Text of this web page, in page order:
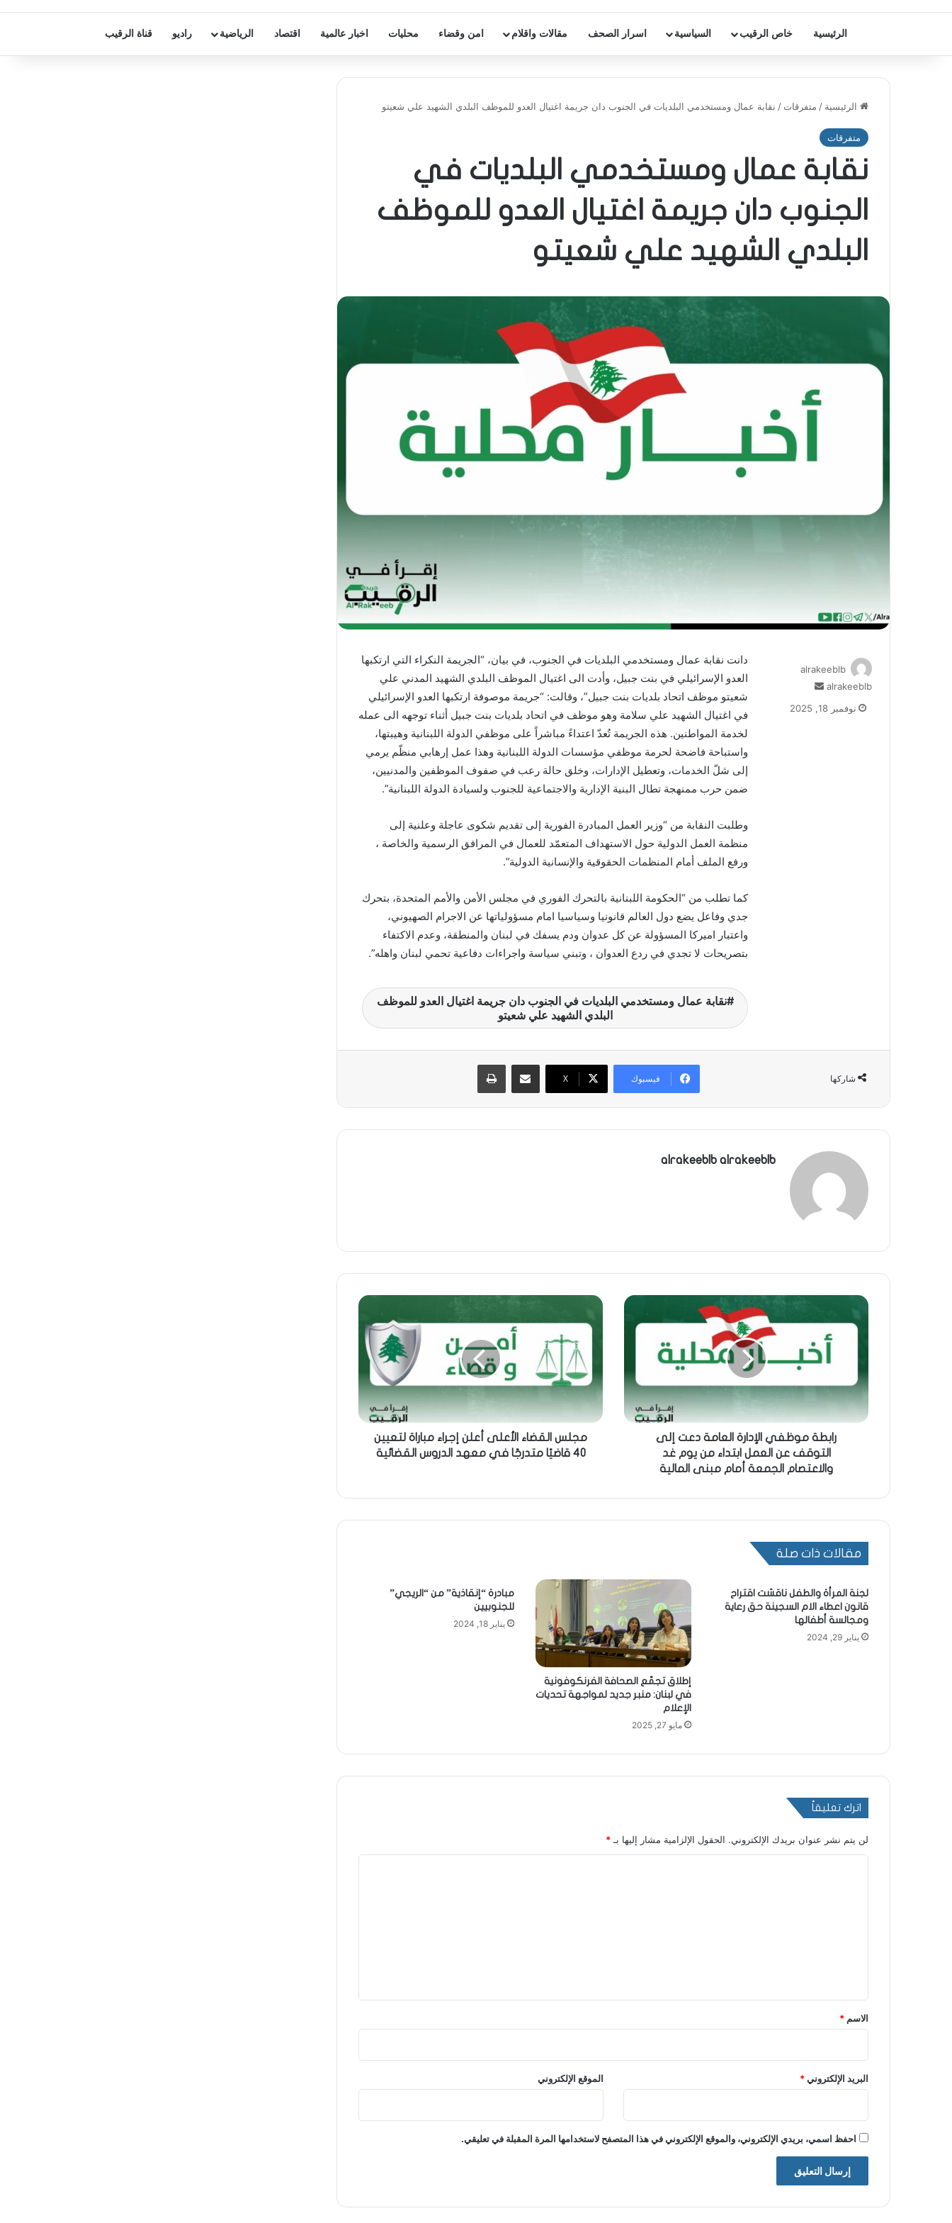
الرئيسية خاص الرقيب السياسية اسرار الصحف مقالات واقلام امن وقضاء محليات اخبار عالمية اقتصاد الرياضية راديو قناة الرقيب
الرئيسية / متفرقات / نقابة عمال ومستخدمي البلديات في الجنوب دان جريمة اغتيال العدو للموظف البلدي الشهيد علي شعيتو
متفرقات
نقابة عمال ومستخدمي البلديات في
الجنوب دان جريمة اغتيال العدو للموظف
البلدي الشهيد علي شعيتو
دانت نقابة عمال ومستخدمي البلديات في الجنوب، في بيان، “الجريمة النكراء التي ارتكبها
العدو الإسرائيلي في بنت جبيل، وأدت الى اغتيال الموظف البلدي الشهيد المدني علي
شعيتو موظف اتحاد بلديات بنت جبيل”، وقالت: “جريمة موصوفة ارتكبها العدو الإسرائيلي
في اغتيال الشهيد علي سلامة وهو موظف في اتحاد بلديات بنت جبيل أثناء توجهه الى عمله
لخدمة المواطنين. هذه الجريمة تُعدّ اعتداءً مباشراً على موظفي الدولة اللبنانية وهيبتها،
واستباحة فاضحة لحرمة موظفي مؤسسات الدولة اللبنانية وهذا عمل إرهابي منظّم يرمي
إلى شلّ الخدمات، وتعطيل الإدارات، وخلق حالة رعب في صفوف الموظفين والمدنيين،
ضمن حرب ممنهجة تطال البنية الإدارية والاجتماعية للجنوب ولسيادة الدولة اللبنانية”.
وطلبت النقابة من “وزير العمل المبادرة الفورية إلى تقديم شكوى عاجلة وعلنية إلى ​
منظمة العمل الدولية​ حول الاستهداف المتعمّد للعمال في المرافق الرسمية والخاصة ،
ورفع الملف أمام المنظمات الحقوقية والإنسانية الدولية”.
كما تطلب من “الحكومة اللبنانية بالتحرك الفوري في مجلس الأمن والأمم المتحدة، بتحرك
جدي وفاعل يضع دول العالم قانونيا وسياسيا امام مسؤولياتها عن الاجرام الصهيوني،
واعتبار اميركا المسؤولة عن كل عدوان ودم يسفك في لبنان والمنطقة، وعدم الاكتفاء
بتصريحات لا تجدي في ردع العدوان ، وتبني سياسة واجراءات دفاعية تحمي لبنان واهله”.
نقابة عمال ومستخدمي البلديات في الجنوب دان جريمة اغتيال العدو للموظف
البلدي الشهيد علي شعيتو
alrakeeblb
alrakeeblb
نوفمبر 18, 2025
شاركها فيسبوك X
alrakeeblb alrakeeblb
رابطة موظفي الإدارة العامة دعت إلى
التوقف عن العمل ابتداء من يوم غد
والاعتصام الجمعة أمام مبنى المالية
مجلس القضاء الأعلى أعلن إجراء مباراة لتعيين
40 قاضيًا متدرجًا في معهد الدروس القضائية
مقالات ذات صلة
لجنة المرأة والطفل ناقشت اقتراح
قانون اعطاء الام السجينة حق رعاية
ومجالسة أطفالها
يناير 29, 2024
إطلاق تجمّع الصحافة الفرنكوفونية
في لبنان: منبر جديد لمواجهة تحديات
الإعلام
مايو 27, 2025
مبادرة “إنقاذية” من “الريجي”
للجنوبيين
يناير 18, 2024
اترك تعليقاً
لن يتم نشر عنوان بريدك الإلكتروني. الحقول الإلزامية مشار إليها بـ *
*
الاسم *
البريد الإلكتروني* الموقع الإلكتروني
احفظ اسمي، بريدي الإلكتروني، والموقع الإلكتروني في هذا المتصفح لاستخدامها المرة المقبلة في تعليقي.